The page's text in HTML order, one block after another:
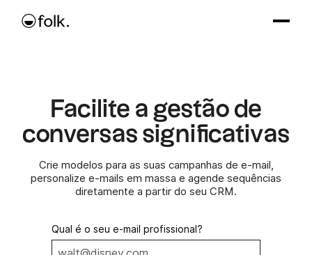
Facilite a gestão de
conversas significativas
Crie modelos para as suas campanhas de e-mail,
personalize e-mails em massa e agende sequências
diretamente a partir do seu CRM.
Qual é o seu e-mail profissional?